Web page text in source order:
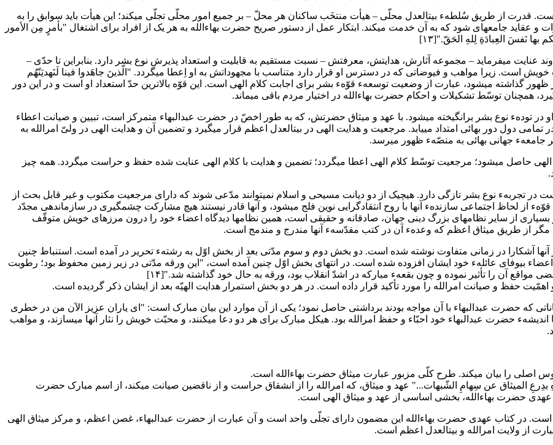
قدرت از طریق سُلطهء بیتالعدل محلّی – هیأت منتخَب ساکنان هر محلّ – بر جمیع امور محلّی تجلّی میکند؛ این هیأت باید سوابق را به
ابراز نظرات و عقاید جامعهای شود که به آن خدمت میکند. ابتکار عمل از دستور صریح حضرت بهاءالله به هر یک از افراد برای اشتغال "بأمرٍ مِن الأمور
نَفسَ العِبادَةِ لِلهِ الحَقّ."[۱۳]
عنایت میفرماید – مجموعه آثارش، هدایتش، معرفتش – نسبت مستقیم به قابلیت و استعداد پذیرش نوع بشر دارد. بنابراین تا حدّی –
است. زیرا مواهب و فیوضاتی که در دسترس او قرار دارد متناسب با مجهوداتش به او اِعطا میگردد. "الّذینَ جاهَدوا فینا لَنَهدیَنّهُم
سُبُلَنا..." به طوری که تنها حدّی که برای تجلّی ظاهری حاکمیت مظهر ظهور گذاشته می‎شود، عبارت از وضعیت توسعهء قوّهء بشر برای اجابت کلام الهی است. این قوّه بالاترین حدّ استعداد او است و در این دور
همچنان توسّط تشکیلات و احکام حضرت بهاءالله در اختیار مردم باقی میماند.
تودهء نوع بشر برانگیخته میشود. با عهد و میثاق حضرتش، که به طور اخصّ در حضرت عبدالبهاء متمرکز است، تبیین و صیانت اعطاء
دول دور بهائی امتداد مییابد. مرجعیت و هدایت الهی در بیتالعدل اعظم قرار میگیرد و تضمین آن و هدایت الهی در ولیّ امرالله به
الهی حاصل میشود؛ مرجعیت توسّط کلام الهی اعطا میگردد؛ تضمین و هدایت با کلام الهی عنایت شده حفظ و حراست میگردد. همه چیز
در تجربهء نوع بشر تازگی دارد. هیچیک از دو دیانت مسیحی و اسلام نمیتوانند مدّعی شوند که دارای مرجعیت مکتوب و غیر قابل بحث از
از لحاظ اجتماعی سازندهء آنها با روح انتقادگرایی نوین فلج میشود، و آنها قادر نیستند هیچ مشارکت چشمگیری در سازماندهی مجدّد
و بسیاری از سایر نظامهای بزرگ دینی جهان، صادقانه و حقیقی است، همین نظامها دیدگاه اعضاء خود را درون مرزهای خویش متوقّف
آشکارا در زمانی متفاوت نوشته شده است. دو بخش دوم و سوم مدّتی بعد از بخش اوّل به رشتهء تحریر در آمده است. استنباط چنین
است که بخشهای دوم و سوم بعد از دو مورد نقض فوقالعاده فاحش اعضاء بی‎وفای عائلهء خود ایشان افزوده شده است. در انتهای بخش اوّل چنین آمده است، "این ورقه مدّتی در زیر زمین محفوظ بود؛ رطوبت
آن را تأثیر نموده و چون بقعهء مبارکه در اشدّ انقلاب بود، ورقه به حال خود گذاشته شد."[۱۴]
حفظ و صیانت امرالله را مورد تأکید قرار داده است. در هر دو بخش استمرار هدایت الهیّه بعد از ایشان ذکر گردیده است.
که حضرت عبدالبهاء با آن مواجه بودند برداشتی حاصل نمود؛ یکی از آن موارد این بیان مبارک است: "ای یاران عزیز الآن من در خطری
عظیمم و امید ساعتی از حیات مفقود."[۱۵] تحت چنین شرایطی، تنها اندیشهء حضرت عبدالبهاء خود احبّاء و حفظ امرالله بود. هیکل مبارک برای هر دو دعا میکنند، و محبّت خویش را نثار آنها می‎سازند، و مواهب
"حمداً لمَن ..." که به حضرت بهاءالله اشاره دارد؛ "... صان هیکل أمرِهِ بدِرعِ المیثاق عن سِهامِ الشّبهات..." عهد و میثاق، که امرالله را از انشقاق حراست و از ناقضین صیانت می‎کند، از اسم مبارک حضرت
است. در کتاب عهدی حضرت بهاءالله این مضمون دارای تجلّی واحد است و آن عبارت از حضرت عبدالبهاء، غصن اعظم، و مرکز میثاق الهی
از ولایت امرالله و بیتالعدل اعظم است.